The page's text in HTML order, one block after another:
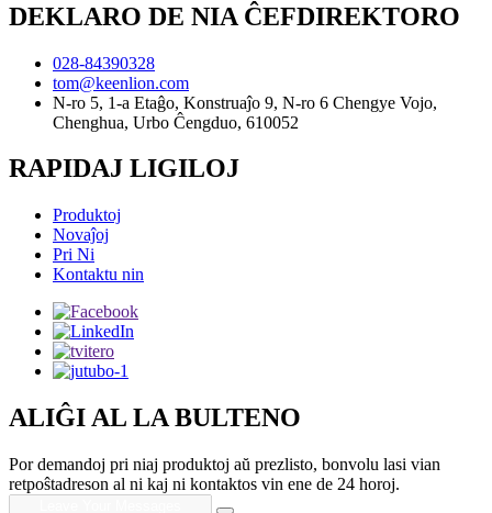
DEKLARO DE NIA ĈEFDIREKTORO
028-84390328
tom@keenlion.com
N-ro 5, 1-a Etaĝo, Konstruaĵo 9, N-ro 6 Chengye Vojo,
Chenghua, Urbo Ĉengduo, 610052
RAPIDAJ LIGILOJ
Produktoj
Novaĵoj
Pri Ni
Kontaktu nin
ALIĜI AL LA BULTENO
Por demandoj pri niaj produktoj aŭ prezlisto, bonvolu lasi vian
retpoŝtadreson al ni kaj ni kontaktos vin ene de 24 horoj.